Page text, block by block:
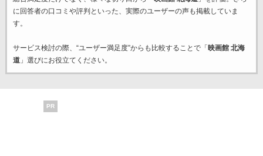
に回答者の口コミや評判といった、実際のユーザーの声も掲載していま
す。
サービス検討の際、“ユーザー満足度”からも比較することで「 映画館 北海
道」選びにお役立てください。
PR